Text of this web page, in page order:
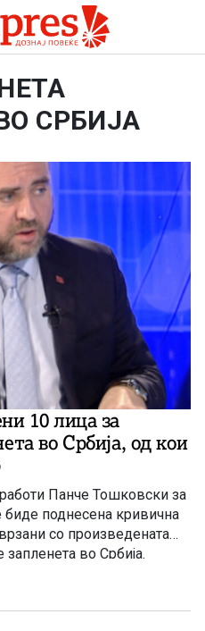
СРБИЈА
10 лица за
во Србија, од кои
Панче Тошковски за
поднесена кривична
со произведената
во Србија.